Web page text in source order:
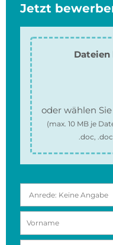
Jetzt
Dateien
oder wählen
(max. 10 MBje
.doc,